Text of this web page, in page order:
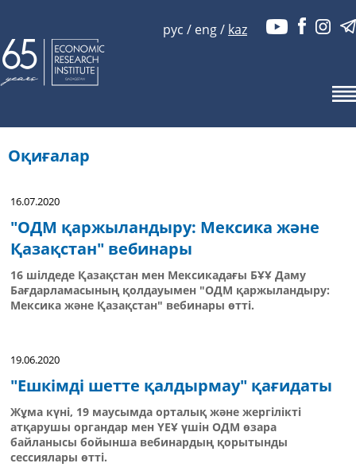
рус / eng/ kaz
Оқиғалар
16.07.2020
"ОДМ қаржыландыру: Мексика және
Қазақстан" вебинары
16 шілдеде Қазақстан мен Мексикадағы БҰҰ Даму
Бағдарламасының қолдауымен "ОДМ қаржыландыру:
Мексика және Қазақстан" вебинары өтті.
19.06.2020
"Ешкімді шетте қалдырмау" қағидаты
Жұма күні, 19 маусымда орталық және жергілікті
атқарушы органдар мен ҮЕҰ үшін ОДМ өзара
байланысы бойынша вебинардың қорытынды
сессиялары өтті.